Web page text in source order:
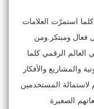
استمرّت العلامات
فعال ومبتكر.ومن
العالم الرقمي كلما
والمشاريع والأفكار
لاستمالة المستخدمين
الصغيرة